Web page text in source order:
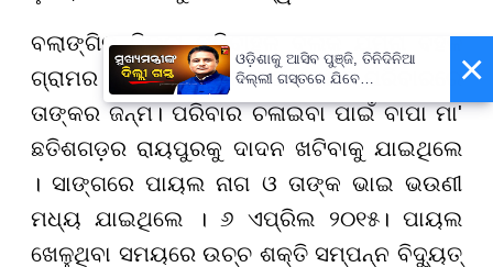
ବଲାଙ୍ଗିର ଜିଲ୍ଲା ମୁରିବାହଳ ବ୍ଲକ ଯମୁନା ବହଳ
ଗ୍ରାମର ବାସିନ୍ଦା ପାୟଲ ନାଗ। ଗରିବ ପରିବାରରେ
ତାଙ୍କର ଜନ୍ମ। ପରିବାର ଚଳାଇବା ପାଇଁ ବାପା ମା'
ଛତିଶଗଡ଼ର ରାୟପୁରକୁ ଦାଦନ ଖଟିବାକୁ ଯାଇଥିଲେ
। ସାଙ୍ଗରେ ପାୟଲ ନାଗ ଓ ତାଙ୍କ ଭାଇ ଭଉଣୀ
ମଧ୍ୟ ଯାଇଥିଲେ । ୬ ଏପ୍ରିଲ ୨୦୧୫। ପାୟଲ
ଖେଳୁଥିବା ସମୟରେ ଉଚ୍ଚ ଶକ୍ତି ସମ୍ପନ୍ନ ବିଦ୍ୟୁତ୍
×
ଓଡ଼ିଶାକୁ ଆସିବ ପୁଞ୍ଜି, ତିନିଦିନିଆ
ଦିଲ୍ଲୀ ଗସ୍ତରେ ଯିବେ
ମୁଖ୍ୟମନ୍ତ୍ରୀ ମୋହନ ମାଝୀ